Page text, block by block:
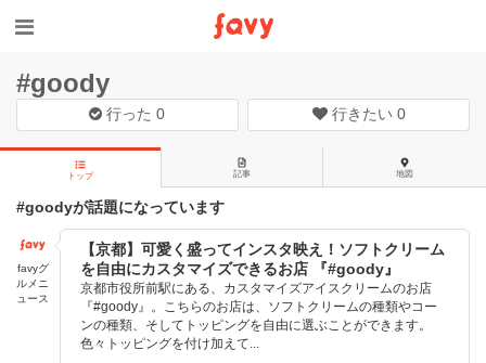
#goody
行った0 行きたい 0
トップ 記事 地図
#goodyが話題になっています
favyグ
ルメニ
ュース
【京都】可愛く盛ってインスタ映え！ソフトクリーム
を自由にカスタマイズできるお店 『#goody』
京都市役所前駅にある、カスタマイズアイスクリームのお店
『#goody』。こちらのお店は、ソフトクリームの種類やコー
ンの種類、そしてトッピングを自由に選ぶことができます。
色々トッピングを付け加えて...